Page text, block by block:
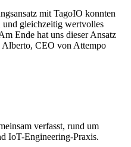
mit TagoIO konnten
und gleichzeitig wertvolles
Ende hat uns dieser Ansatz
Alberto, CEO von Attempo
verfasst, rund um
IoT-Engineering-Praxis.